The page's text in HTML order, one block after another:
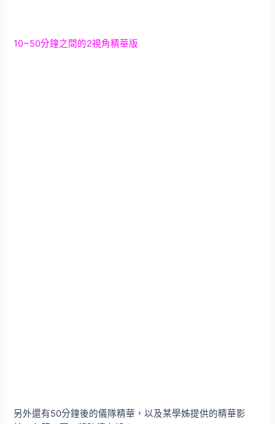
10~50分鐘之間的2視角精華版
另外還有50分鐘後的儀隊精華，以及某學姊提供的精華影